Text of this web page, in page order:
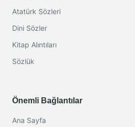
Atatürk Sözleri
Dini Sözler
Kitap Alıntıları
Sözlük
Önemli Bağlantılar
Ana Sayfa